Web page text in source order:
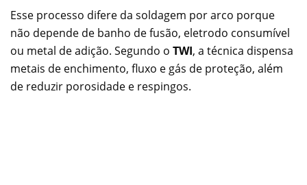
Esse processo difere da soldagem por arco porque
não depende de banho de fusão, eletrodo consumível
ou metal de adição. Segundo o TWI, a técnica dispensa
metais de enchimento, fluxo e gás de proteção, além
de reduzir porosidade e respingos.